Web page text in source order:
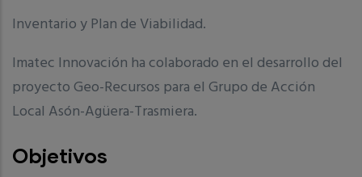
Inventario y Plan de Viabilidad.
Imatec Innovación ha colaborado en el desarrollo del
proyecto Geo-Recursos para el Grupo de Acción
Local Asón-Agüera-Trasmiera.
Objetivos